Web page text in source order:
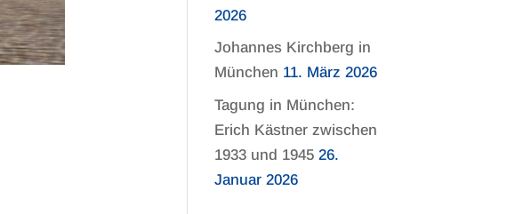
2026
Johannes Kirchberg in
München 11. März 2026
Tagung in München:
Erich Kästner zwischen
1933 und 1945 26.
Januar 2026